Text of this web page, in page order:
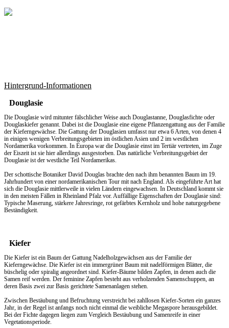
Hintergrund-Informationen
Douglasie
Die Douglasie wird mitunter fälschlicher Weise auch Douglastanne, Douglasfichte oder
Douglaskiefer genannt. Dabei ist die Douglasie eine eigene Pflanzengattung aus der Familie
der Kieferngewächse. Die Gattung der Douglasien umfasst nur etwa 6 Arten, von denen 4
in einigen wenigen Verbreitungsgebieten im östlichen Asien und 2 im westlichen
Nordamerika vorkommen. In Europa war die Douglasie einst im Tertiär vertreten, im Zuge
der Eiszeit ist sie hier allerdings ausgestorben. Das natürliche Verbreitungsgebiet der
Douglasie ist der westliche Teil Nordamerikas.
Der schottische Botaniker David Douglas brachte den nach ihm benannten Baum im 19.
Jahrhundert von einer nordamerikanischen Tour mit nach England. Als eingeführte Art hat
sich die Douglasie mittlerweile in vielen Ländern eingewachsen. In Deutschland kommt sie
in den meisten Fällen in Rheinland Pfalz vor. Auffällige Eigenschaften der Douglasie sind:
Typische Maserung, stärkere Jahresringe, rot gefärbtes Kernholz und hohe naturgegebene
Beständigkeit.
Kiefer
Die Kiefer ist ein Baum der Gattung Nadelholzgewächsen aus der Familie der
Kieferngewächse. Die Kiefer ist ein immergrüner Baum mit nadelförmigen Blätter, die
büschelig oder spiralig angeordnet sind. Kiefer-Bäume bilden Zapfen, in denen auch die
Samen reif werden. Der feminine Zapfen besteht aus verholzenden Samenschuppen, an
deren Basis zwei zur Basis gerichtete Samenanlagen stehen.
Zwischen Bestäubung und Befruchtung verstreicht bei zahllosen Kiefer-Sorten ein ganzes
Jahr, in der Regel ist anfangs noch nicht einmal die weibliche Megaspore herausgebildet.
Bei der Fichte dagegen liegen zum Vergleich Bestäubung und Samenreife in einer
Vegetationsperiode.